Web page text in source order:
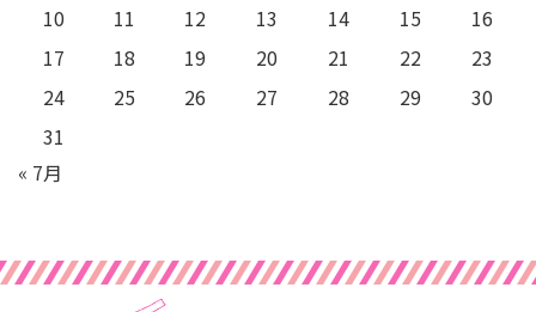
10
11 12 13 14 15
16
17
18 19 20 21 22
23
24
25 26 27 28 29
30
31
« 7月